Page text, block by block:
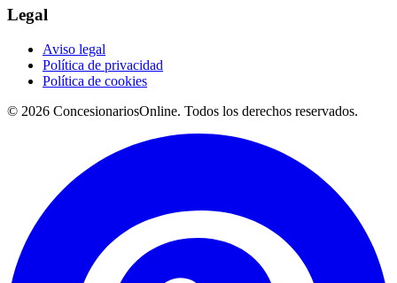
Legal
Aviso legal
Política de privacidad
Política de cookies
© 2026 ConcesionariosOnline. Todos los derechos reservados.